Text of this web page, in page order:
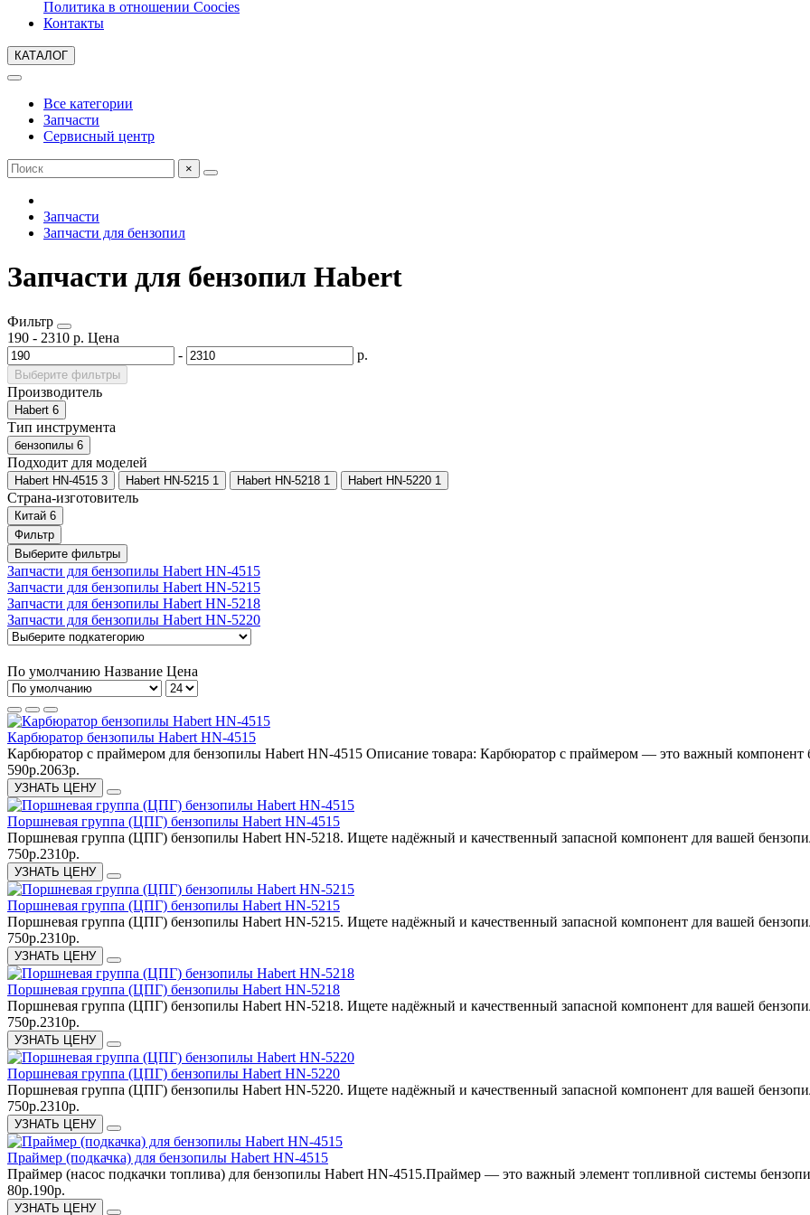
Политика в отношении Coocies
Контакты
КАТАЛОГ
Все категории
Запчасти
Сервисный центр
×
Запчасти
Запчасти для бензопил
Запчасти для бензопил Habert
Фильтр
190 - 2310 р. Цена
-
р.
Выберите фильтры
Производитель
Habert 6
Тип инструмента
бензопилы 6
Подходит для моделей
Habert HN-4515 3 Habert HN-5215 1 Habert HN-5218 1 Habert HN-5220 1
Страна-изготовитель
Китай 6
Фильтр
Выберите фильтры
Запчасти для бензопилы Habert HN-4515
Запчасти для бензопилы Habert HN-5215
Запчасти для бензопилы Habert HN-5218
Запчасти для бензопилы Habert HN-5220
По умолчанию Название Цена
Карбюратор бензопилы Habert HN-4515
Карбюратор с праймером для бензопилы Habert HN-4515 Описание товара: Карбюратор с праймером — это важный компонент
590р.2063р.
УЗНАТЬ ЦЕНУ
Поршневая группа (ЦПГ) бензопилы Habert HN-4515
Поршневая группа (ЦПГ) бензопилы Habert HN-5218. Ищете надёжный и качественный запасной компонент для вашей
750р.2310р.
УЗНАТЬ ЦЕНУ
Поршневая группа (ЦПГ) бензопилы Habert HN-5215
Поршневая группа (ЦПГ) бензопилы Habert HN-5215. Ищете надёжный и качественный запасной компонент для вашей
750р.2310р.
УЗНАТЬ ЦЕНУ
Поршневая группа (ЦПГ) бензопилы Habert HN-5218
Поршневая группа (ЦПГ) бензопилы Habert HN-5218. Ищете надёжный и качественный запасной компонент для вашей
750р.2310р.
УЗНАТЬ ЦЕНУ
Поршневая группа (ЦПГ) бензопилы Habert HN-5220
Поршневая группа (ЦПГ) бензопилы Habert HN-5220. Ищете надёжный и качественный запасной компонент для вашей
750р.2310р.
УЗНАТЬ ЦЕНУ
Праймер (подкачка) для бензопилы Habert HN-4515
Праймер (насос подкачки топлива) для бензопилы Habert HN-4515.Праймер — это важный элемент топливной системы
80р.190р.
УЗНАТЬ ЦЕНУ